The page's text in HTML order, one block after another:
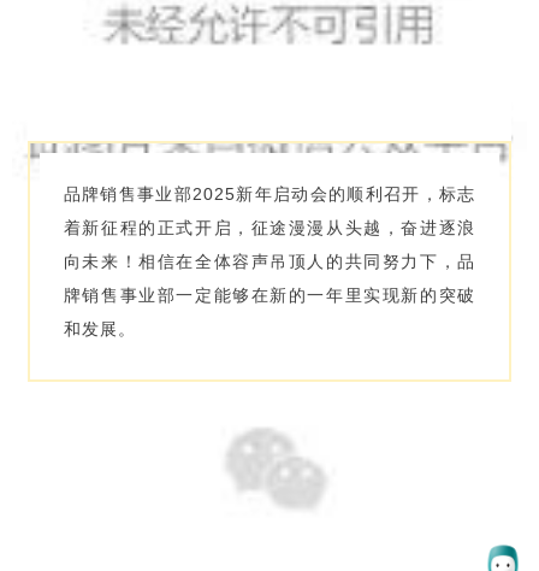
品牌销售事业部2025新年启动会的顺利召开，标志
着新征程的正式开启，征途漫漫从头越，奋进逐浪
向未来！相信在全体容声吊顶人的共同努力下，品
牌销售事业部一定能够在新的一年里实现新的突破
和发展。